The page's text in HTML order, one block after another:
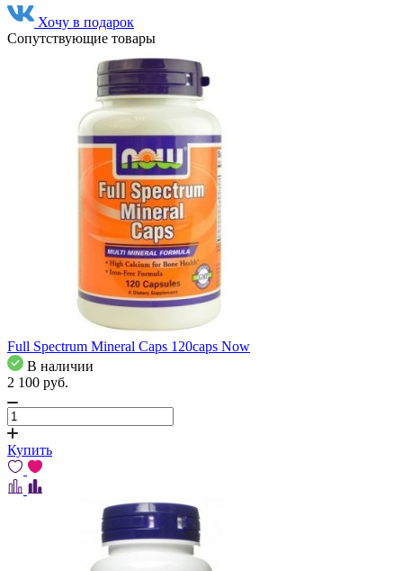
Хочу в подарок
Сопутствующие товары
Full Spectrum Mineral Caps 120caps Now
В наличии
2 100 pуб.
Купить